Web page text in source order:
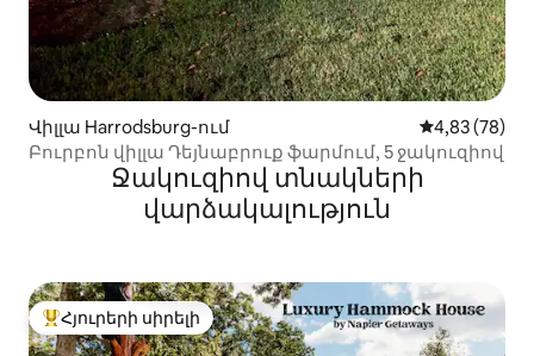
Վիլլա Harrodsburg-ում Միջին
4,83 (78)
Բուրբոն վիլլա Դեյնաբրուք ֆարմում, 5 ջակուզիով
Ջակուզիով տնակների
վարձակալություն
Հյուրերի սիրելի լավագույն տները
Հյուրերի սիրելի